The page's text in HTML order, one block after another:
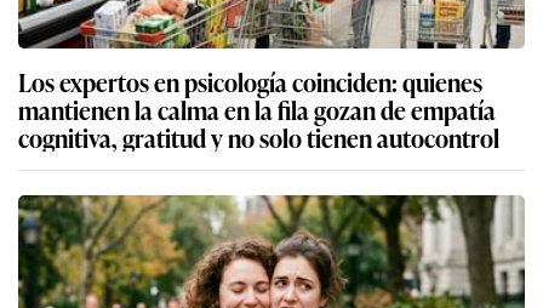
Los expertos en psicología coinciden: quienes
mantienen la calma en la fila gozan de empatía
cognitiva, gratitud y no solo tienen autocontrol